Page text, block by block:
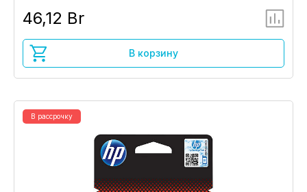
46,12 Br
В корзину
В рассрочку